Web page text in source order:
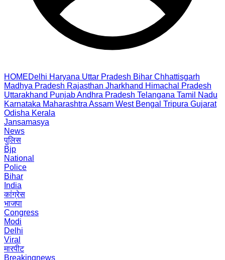
HOMEDelhi Haryana Uttar Pradesh Bihar Chhattisgarh
Madhya Pradesh Rajasthan Jharkhand Himachal Pradesh
Uttarakhand PunjabAndhra Pradesh Telangana Tamil Nadu
Karnataka Maharashtra Assam West Bengal Tripura Gujarat
Odisha Kerala
Jansamasya
News
पुलिस
Bjp
National
Police
Bihar
India
कांग्रेस
भाजपा
Congress
Modi
Delhi
Viral
मारपीट
Breakingnews